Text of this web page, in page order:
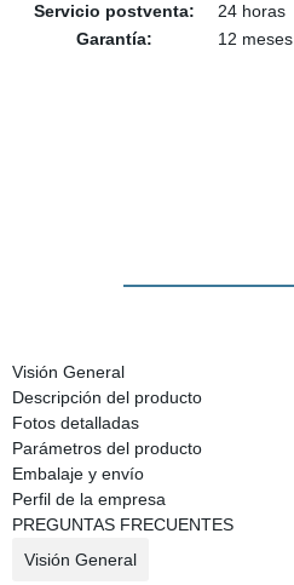
Servicio postventa:
24 horas
Garantía:
12 meses
Visión General
Descripción del producto
Fotos detalladas
Parámetros del producto
Embalaje y envío
Perfil de la empresa
PREGUNTAS FRECUENTES
Visión General